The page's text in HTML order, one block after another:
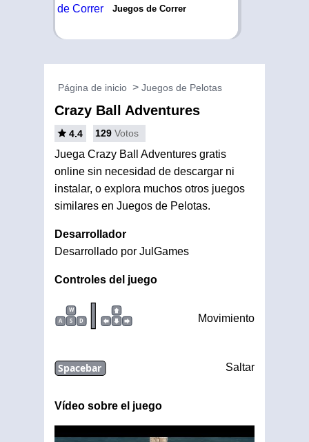
Juegos de Correr
Página de inicio Juegos de Pelotas
Crazy Ball Adventures
4.4 129 Votos
Juega Crazy Ball Adventures gratis
online sin necesidad de descargar ni
instalar, o explora muchos otros juegos
similares en Juegos de Pelotas.
Desarrollador
Desarrollado por JulGames
Controles del juego
W
A
S D | Movimiento
Spacebar Saltar
Vídeo sobre el juego